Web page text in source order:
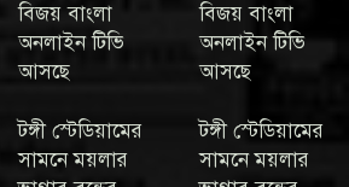
বিজয় বাংলা
অনলাইন টিভি
আসছে
বিজয় বাংলা
অনলাইন টিভি
আসছে
টঙ্গী স্টেডিয়ামের
সামনে ময়লার
টঙ্গী স্টেডিয়ামের
সামনে ময়লার